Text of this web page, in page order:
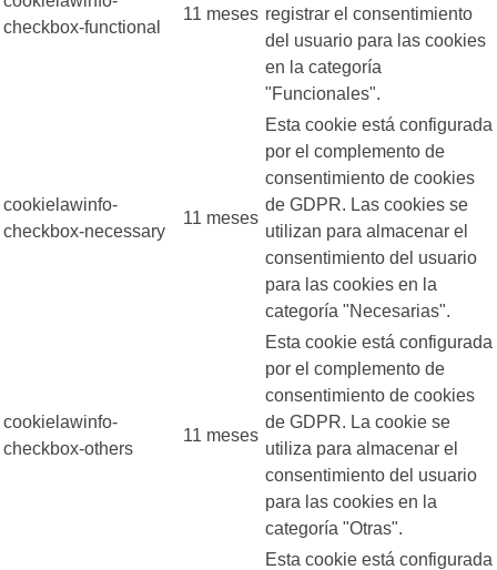
checkbox-functional
11 meses registrar el consentimiento
del usuario para las cookies
en la categoría
"Funcionales".
cookielawinfo-
checkbox-necessary
11 meses
Esta cookie está configurada
por el complemento de
consentimiento de cookies
de GDPR. Las cookies se
utilizan para almacenar el
consentimiento del usuario
para las cookies en la
categoría "Necesarias".
cookielawinfo-
checkbox-others
11 meses
Esta cookie está configurada
por el complemento de
consentimiento de cookies
de GDPR. La cookie se
utiliza para almacenar el
consentimiento del usuario
para las cookies en la
categoría "Otras".
Esta cookie está configurada